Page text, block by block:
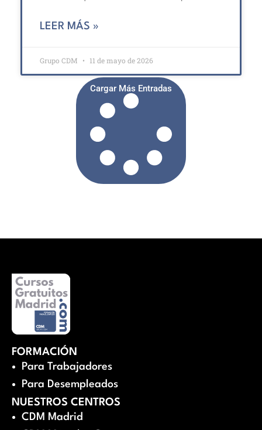
LEER MÁS »
Grupo CDM 11 de mayo de 2026
Cargar Más Entradas
FORMACIÓN
Para Trabajadores
Para Desempleados
NUESTROS CENTROS
CDM Madrid